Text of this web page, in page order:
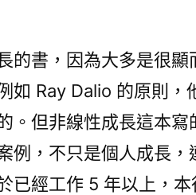
的書，因為大多是很顯
如 Ray Dalio 的原則，
。但非線性成長這本寫
例，不只是個人成長，
已經工作 5 年以上，